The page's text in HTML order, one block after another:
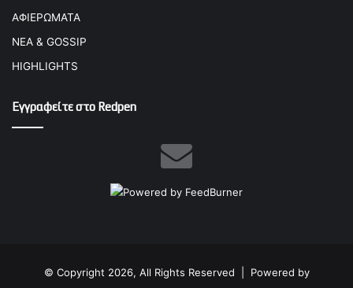
ΑΦΙΕΡΩΜΑΤΑ
ΝΕΑ & GOSSIP
HIGHLIGHTS
Εγγραφείτε στο Redpen
© Copyright 2026, All Rights Reserved | Powered by